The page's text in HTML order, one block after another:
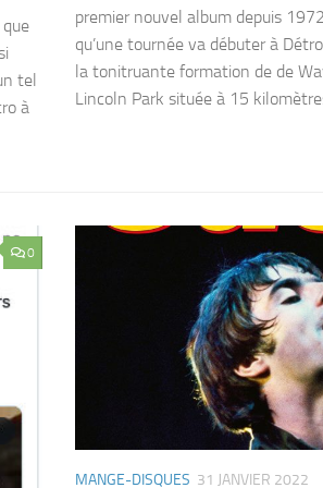
tel
à
premier nouvel album depuis
qu’une tournée va débuter à
la tonitruante formation de de
Lincoln Park située à 15
0
MANGE-DISQUES 31 JANVIER 2022